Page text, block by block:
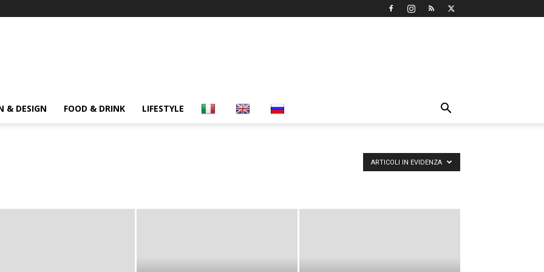
& DESIGN FOOD & DRINK LIFESTYLE
ARTICOLI IN EVIDENZA